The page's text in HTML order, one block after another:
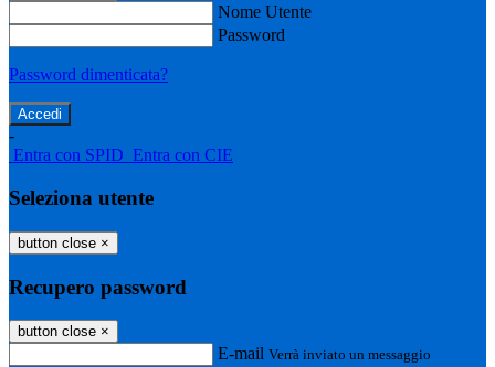
Nome Utente
Password
Password dimenticata?
-
Entra con SPID Entra con CIE
Seleziona utente
button close ×
Recupero password
button close ×
E-mail Verrà inviato un messaggio